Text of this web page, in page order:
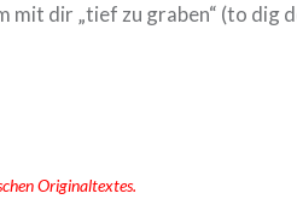
mit dir „tief zu graben“ (to dig
Originaltextes.